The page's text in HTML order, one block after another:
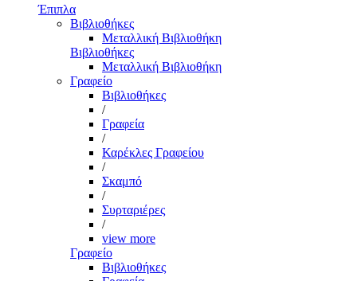
Έπιπλα
Βιβλιοθήκες
Μεταλλική Βιβλιοθήκη
Βιβλιοθήκες
Μεταλλική Βιβλιοθήκη
Γραφείο
Βιβλιοθήκες
/
Γραφεία
/
Καρέκλες Γραφείου
/
Σκαμπό
/
Συρταριέρες
/
view more
Γραφείο
Βιβλιοθήκες